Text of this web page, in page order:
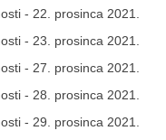
- 22. prosinca 2021.
- 23. prosinca 2021.
- 27. prosinca 2021.
- 28. prosinca 2021.
- 29. prosinca 2021.